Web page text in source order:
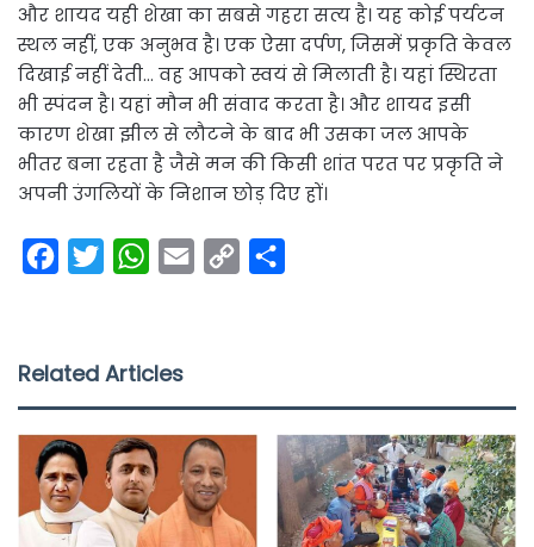
और शायद यही शेखा का सबसे गहरा सत्य है। यह कोई पर्यटन
स्थल नहीं, एक अनुभव है। एक ऐसा दर्पण, जिसमें प्रकृति केवल
दिखाई नहीं देती… वह आपको स्वयं से मिलाती है। यहां स्थिरता
भी स्पंदन है। यहां मौन भी संवाद करता है। और शायद इसी
कारण शेखा झील से लौटने के बाद भी उसका जल आपके
भीतर बना रहता है जैसे मन की किसी शांत परत पर प्रकृति ने
अपनी उंगलियों के निशान छोड़ दिए हों।
e
o
o
k
t
e
r
W
t
A
p
p
i
Related Articles